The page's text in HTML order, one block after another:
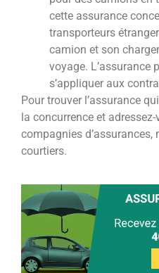
cette assurance
transporteurs
camion et son
voyage. L’assurance
s’appliquer aux
Pour trouver l’assurance
la concurrence et
compagnies
courtiers.